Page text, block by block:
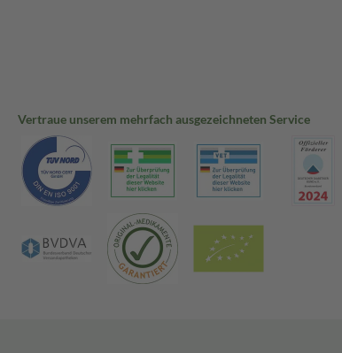
Vertraue unserem mehrfach ausgezeichneten Service